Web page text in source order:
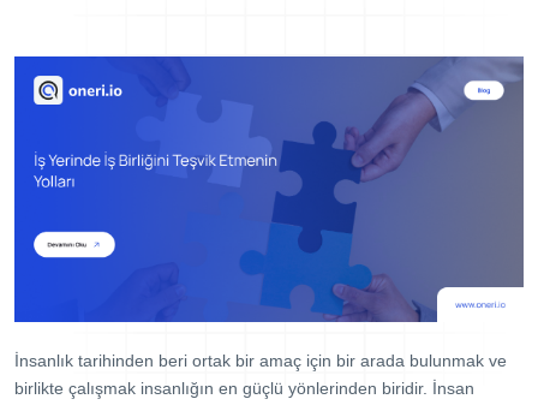
TPM Hata Kartı
Danışmanlık
Webinar
E-Kitaplar
Başarı Hikayeleri
İnsanlık tarihinden beri ortak bir amaç için bir arada bulunmak ve
birlikte çalışmak insanlığın en güçlü yönlerinden biridir. İnsan